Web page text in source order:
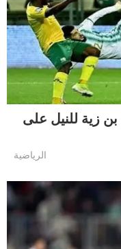
زية للنيل على
الرياضية